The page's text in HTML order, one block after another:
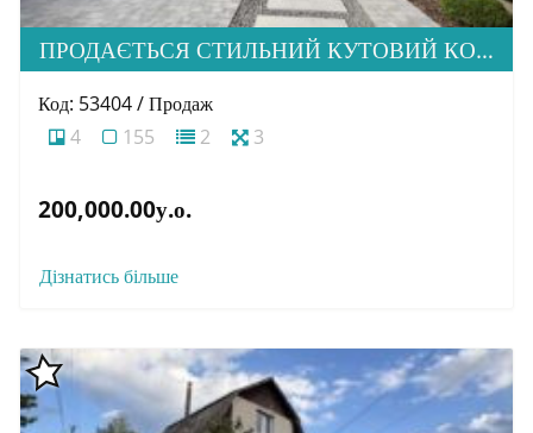
ПРОДАЄТЬСЯ СТИЛЬНИЙ КУТОВИЙ КОТЕДЖ У ПРЕСТИЖНОМУ МІКРОРАЙОНІ МИНАЙ
Код: 53404 / Продаж
4
155 2 3
200,000.00у.о.
Дізнатись більше